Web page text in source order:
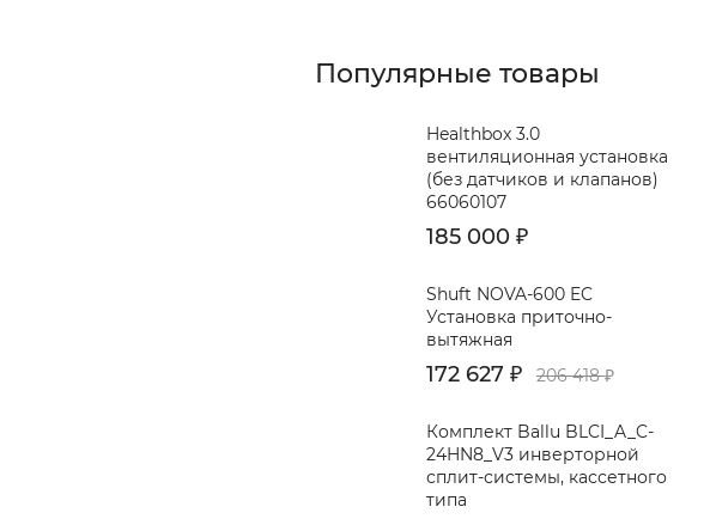
Популярные товары
Healthbox 3.0
вентиляционная установка
(без датчиков и клапанов)
66060107
185 000 ₽
Shuft NOVA-600 EC
Установка приточно-
вытяжная
172 627 ₽ 206 418₽
Комплект Ballu BLCI_A_C-
24HN8_V3 инверторной
сплит-системы, кассетного
типа